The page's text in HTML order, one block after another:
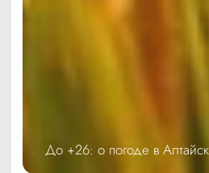
До +26: о погоде в